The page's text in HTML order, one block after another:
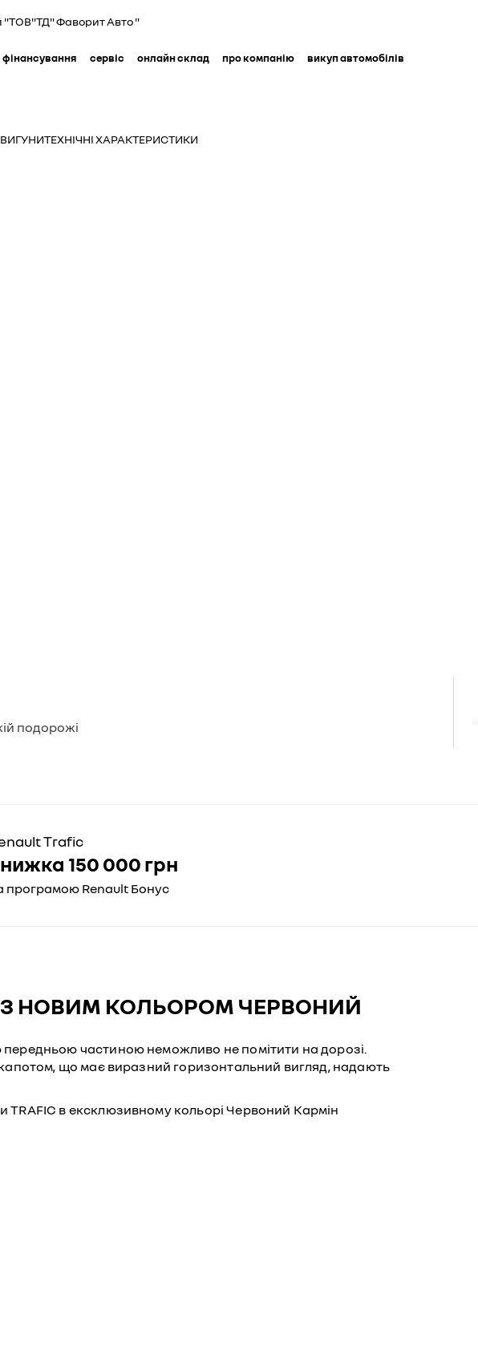
Фаворит Авто "
фінансування сервіс онлайн склад про компанію викуп автомобілів
ТЕХНІЧНІ ХАРАКТЕРИСТИКИ
подорожі
Trafic
150 000 грн
програмою Renault Бонус
НОВИМ КОЛЬОРОМ ЧЕРВОНИЙ
частиною неможливо не помітити на дорозі.
що має виразний горизонтальний вигляд, надають
в ексклюзивному кольорі Червоний Кармін